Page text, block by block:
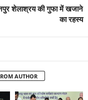
शेलाश्रय की गुफा में खजाने
का रहस्य
AUTHOR